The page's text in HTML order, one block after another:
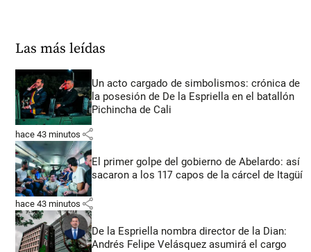
Las más leídas
Un acto cargado de simbolismos: crónica de
la posesión de De la Espriella en el batallón
Pichincha de Cali
hace 43 minutos share
El primer golpe del gobierno de Abelardo: así
sacaron a los 117 capos de la cárcel de Itagüí
hace 43 minutos share
De la Espriella nombra director de la Dian:
Andrés Felipe Velásquez asumirá el cargo